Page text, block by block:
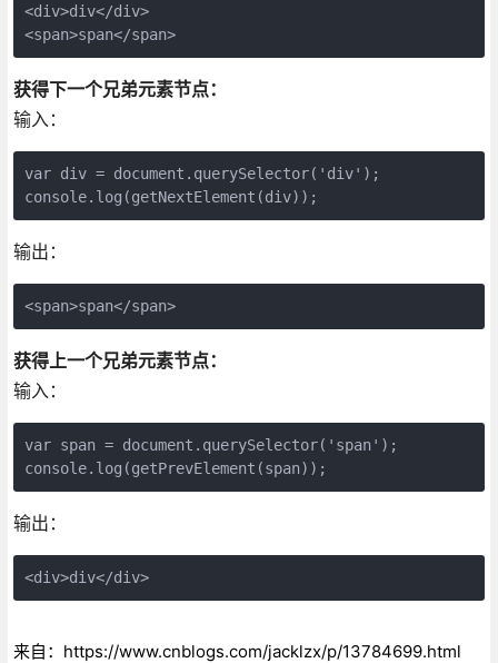
<div>div</div>
<span>span</span>
获得下一个兄弟元素节点：
输入：
var div = document.querySelector('div');
输出：
<span>span</span>
获得上一个兄弟元素节点：
输入：
var span = document.querySelector('span');
输出：
<div>div</div>
来自：https://www.cnblogs.com/jacklzx/p/13784699.html